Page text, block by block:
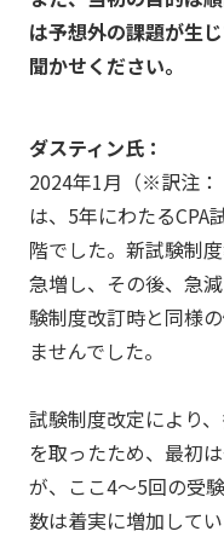
は予想外の課題が生
聞かせください。
ダスティン氏：
2024年1月（※訳注：
は、5年にわたるCPA
階でした。新試験制
急増し、その後、急
験制度改訂時と同様
ませんでした。
試験制度改定により
を取ったため、最初
が、ここ4～5回の受
数は着実に増加して